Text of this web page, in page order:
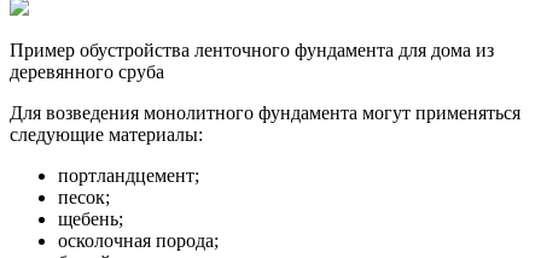
Пример обустройства ленточного фундамента для дома из
деревянного сруба
Для возведения монолитного фундамента могут применяться
следующие материалы:
портландцемент;
песок;
щебень;
осколочная порода;